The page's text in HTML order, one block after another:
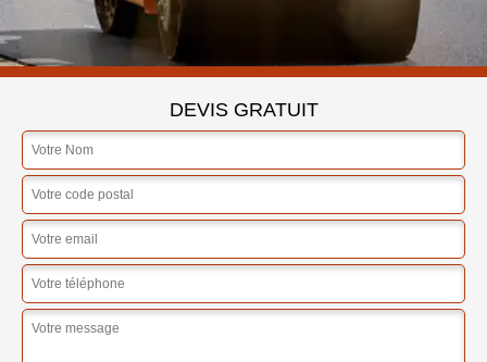
DEVIS GRATUIT